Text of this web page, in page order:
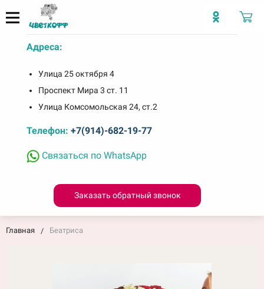
Адреса:
Улица 25 октября 4
Проспект Мира 3 ст. 11
Улица Комсомольская 24, ст.2
Телефон: +7(914)-682-19-77
Связаться по WhatsApp
Заказать обратный звонок
Главная Беатриса